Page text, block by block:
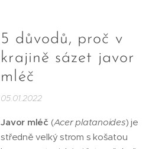
5 důvodů, proč v
krajině sázet javor
mléč
05.01.2022
Javor mléč (Acer platanoides) je
středně velký strom s košatou